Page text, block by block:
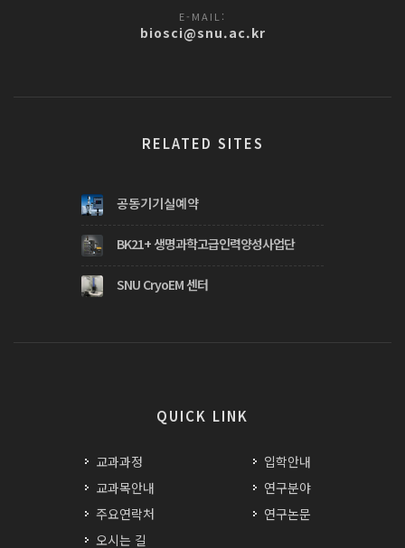
E-MAIL:
biosci@snu.ac.kr
RELATED SITES
공동기기실예약
BK21+ 생명과학고급인력양성사업단
SNU CryoEM 센터
QUICK LINK
교과과정
교과목안내
주요연락처
오시는 길
입학안내
연구분야
연구논문